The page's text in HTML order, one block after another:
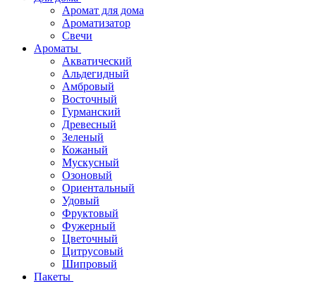
Аромат для дома
Ароматизатор
Свечи
Ароматы
Акватический
Альдегидный
Амбровый
Восточный
Гурманский
Древесный
Зеленый
Кожаный
Мускусный
Озоновый
Ориентальный
Удовый
Фруктовый
Фужерный
Цветочный
Цитрусовый
Шипровый
Пакеты